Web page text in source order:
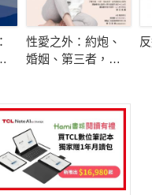
盡諸多心力與時間，卻也
並且成為赫赫有名的時間
理，不再因為事情繁忙
敗的泥沼之中。
段
壞習慣」絕對是追求職涯
的不當拖延而失掉商機，
性愛之外：約炮、
婚姻、第三者，打